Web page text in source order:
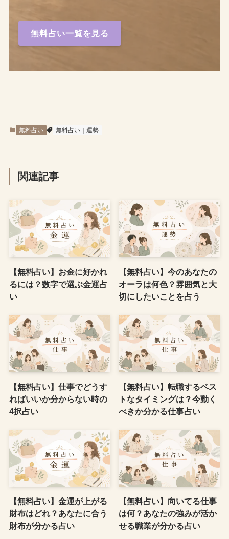
無料占い一覧を見る
無料占い 無料占い｜運勢
関連記事
【無料占い】お金に好かれ
るには？数字で選ぶ金運占
い
【無料占い】今のあなたの
オーラは何色？雰囲気と大
切にしたいことを占う
【無料占い】仕事でどうす
ればいいか分からない時の
4択占い
【無料占い】転職するベス
トなタイミングは？今動く
べきか分かる仕事占い
【無料占い】金運が上がる
財布はどれ？あなたに合う
財布が分かる占い
【無料占い】向いてる仕事
は何？あなたの強みが活か
せる職業が分かる占い